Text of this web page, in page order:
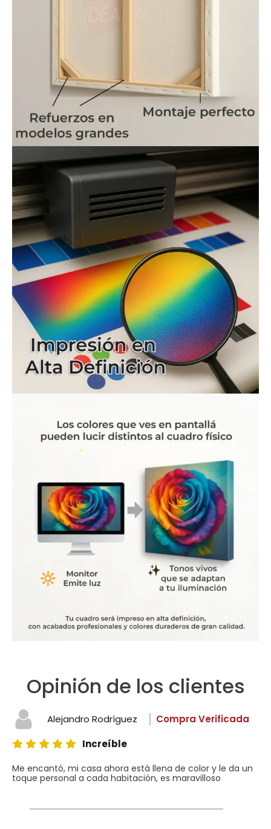
Opinión de los clientes
Alejandro Rodríguez
Compra Verificada
Increíble
Me encantó, mi casa ahora está llena de color y le da un
toque personal a cada habitación, es maravilloso